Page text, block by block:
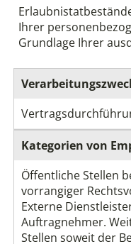
Ihrer
Grundlage Ihrer
Kategorien von
Öffentliche Stellen
vorrangiger
Externe
Auftragnehmer.
Stellen soweit der